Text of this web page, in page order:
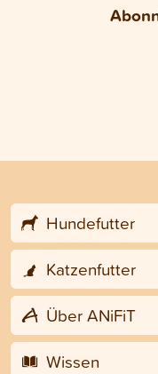
Hundefutter
Katzenfutter
Über ANiFiT
Wissen